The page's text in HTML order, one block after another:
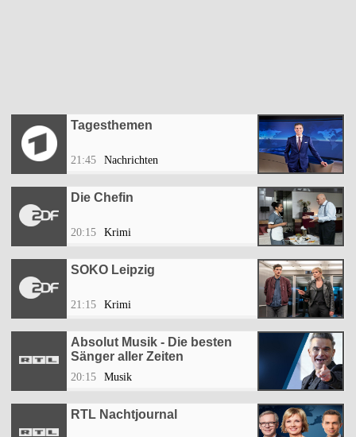
Tagesthemen
21:45 Nachrichten
Die Chefin
20:15 Krimi
SOKO Leipzig
21:15 Krimi
Absolut Musik - Die besten
Sänger aller Zeiten
20:15 Musik
RTL Nachtjournal